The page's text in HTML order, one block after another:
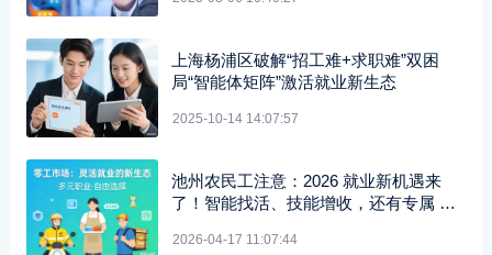
上海杨浦区破解“招工难+求职难”双困
局“智能体矩阵”激活就业新生态
2025-10-14 14:07:57
池州农民工注意：2026 就业新机遇来
了！智能找活、技能增收，还有专属 AI
2026-04-17 11:07:44